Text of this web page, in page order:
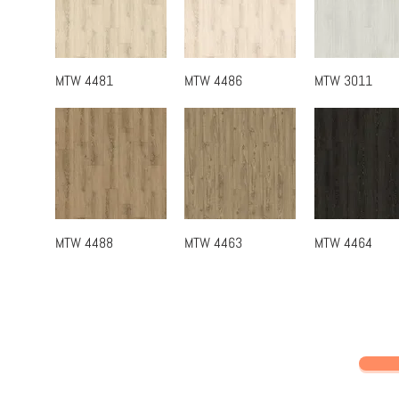
快速瀏覽
MTW 4481 快速瀏覽
MTW 4486 快速瀏覽
MTW 3011
快速瀏覽
MTW 4488 快速瀏覽
MTW 4463 快速瀏覽
MTW 4464